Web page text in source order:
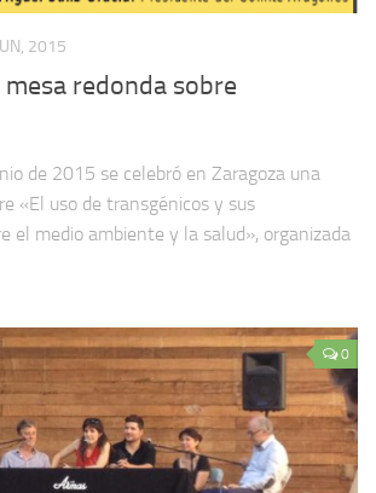
2015
mesa redonda sobre
de 2015 se celebró en Zaragoza una
«El uso de transgénicos y sus
el medio ambiente y la salud», organizada
0